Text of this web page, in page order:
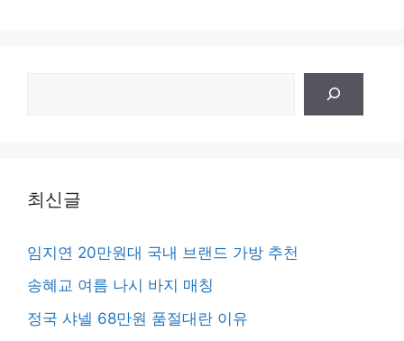
최신글
임지연 20만원대 국내 브랜드 가방 추천
송혜교 여름 나시 바지 매칭
정국 샤넬 68만원 품절대란 이유